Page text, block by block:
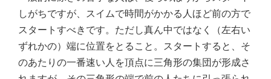
しがちですが、スイムで時間がかかる人ほど前の方で
スタートすべきです。ただし真ん中ではなく（左右い
ずれかの）端に位置をとること。スタートすると、そ
のあたりの一番速い人を頂点に三角形の集団が形成さ